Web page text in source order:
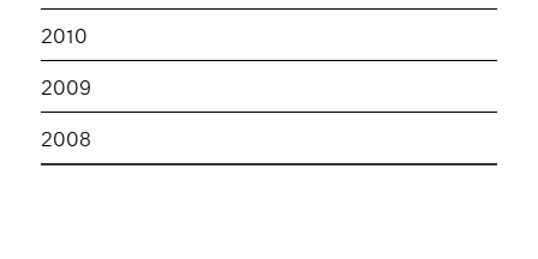
2010
2009
2008